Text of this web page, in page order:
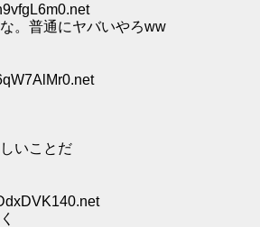
。普通にヤバいやろww
いことだ